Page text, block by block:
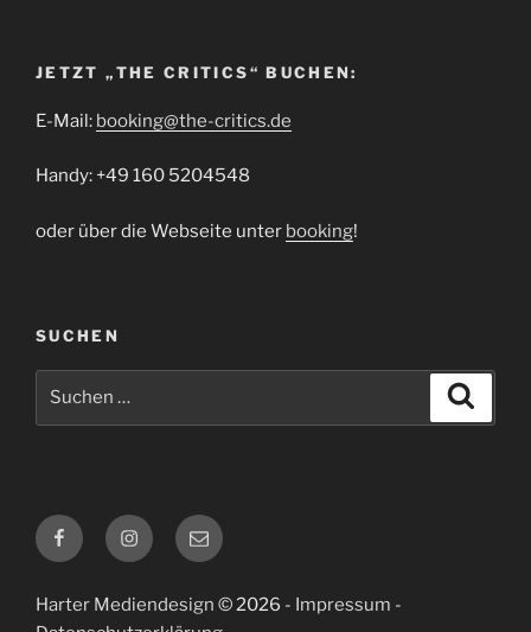
JETZT „THE CRITICS“ BUCHEN:
E-Mail: booking@the-critics.de
Handy: +49 160 5204548
oder über die Webseite unter booking!
SUCHEN
FacebookInstagram
E-
Mail
Harter Mediendesign © 2026 - Impressum -